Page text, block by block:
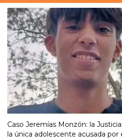
Caso Jeremías Monzón: la
la única adolescente acusada por